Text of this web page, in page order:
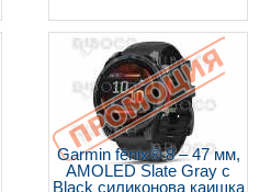
Garmin fēnix® 8 – 47 мм,
AMOLED Slate Gray с
Black силиконова каишка